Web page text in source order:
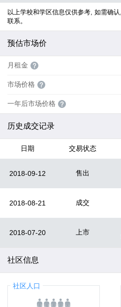
以上学校和学区信息仅供参考, 如需确
联系。
预估市场价
月租金
市场价格
一年后市场价格
历史成交记录
日期 交易状态
2018-09-12 售出
2018-08-21 成交
2018-07-20 上市
社区信息
社区人口